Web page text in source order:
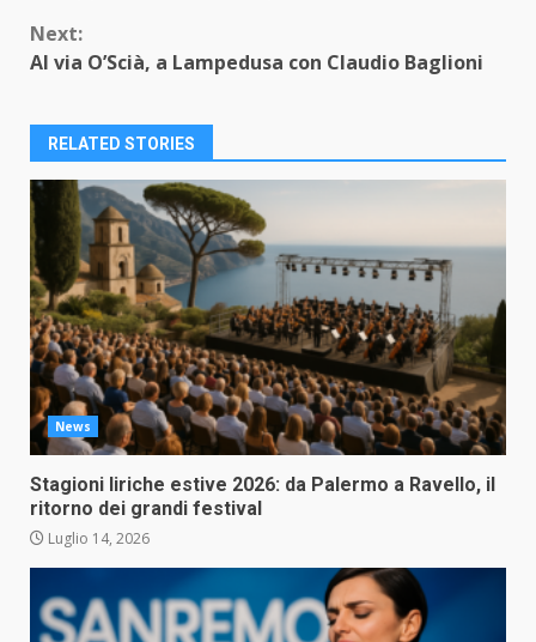
Next:
Al via O’Scià, a Lampedusa con Claudio Baglioni
RELATED STORIES
News
Stagioni liriche estive 2026: da Palermo a Ravello, il
ritorno dei grandi festival
Luglio 14, 2026